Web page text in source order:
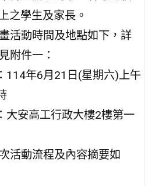
之學生及家長。
活動時間及地點如下，詳
附件一：
114年6月21日(星期六)上午
大安高工行政大樓2樓第一
活動流程及內容摘要如